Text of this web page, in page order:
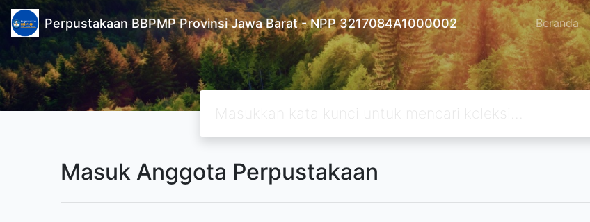
Perpustakaan BBPMP Provinsi Jawa Barat - NPP 3217084A1000002 Beranda
Masuk Anggota Perpustakaan